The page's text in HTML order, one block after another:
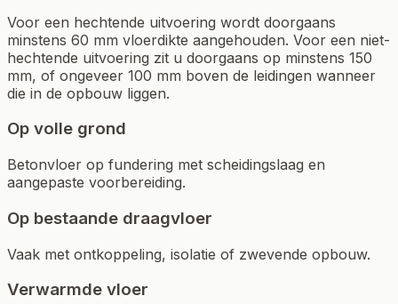
Voor een hechtende uitvoering wordt doorgaans
minstens 60 mm vloerdikte aangehouden. Voor een niet-
hechtende uitvoering zit u doorgaans op minstens 150
mm, of ongeveer 100 mm boven de leidingen wanneer
die in de opbouw liggen.
Op volle grond
Betonvloer op fundering met scheidingslaag en
aangepaste voorbereiding.
Op bestaande draagvloer
Vaak met ontkoppeling, isolatie of zwevende opbouw.
Verwarmde vloer